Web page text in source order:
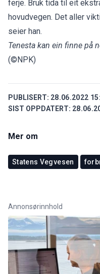
ferje. Bruk tida til eit
hovudvegen. Det aller
seier han.
Tenesta kan ein finne på
(©NPK)
PUBLISERT: 28.06.2022
SIST OPPDATERT:
Mer om
Statens Vegvesen
Annonsørinnhold